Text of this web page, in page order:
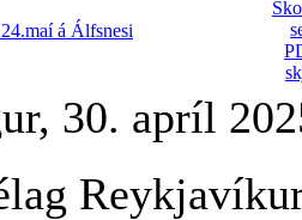
á Álfsnesi
30. apríl